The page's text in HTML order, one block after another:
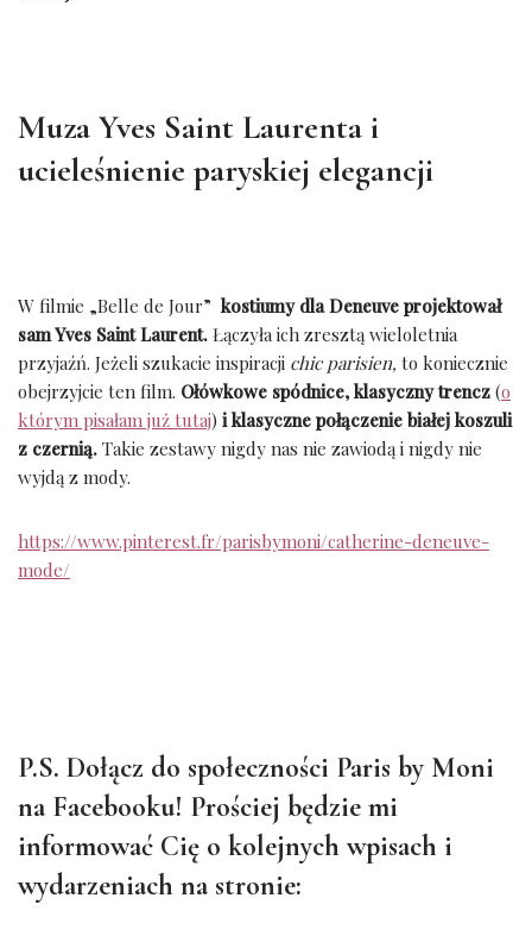
Muza Yves Saint Laurenta i
ucieleśnienie paryskiej elegancji
W filmie „Belle de Jour” kostiumy dla Deneuve projektował
sam Yves Saint Laurent. Łączyła ich zresztą wieloletnia
przyjaźń. Jeżeli szukacie inspiracji chicparisien, to koniecznie
obejrzyjcie ten film. Ołówkowe spódnice, klasyczny trencz (o
którym pisałam już tutaj) i klasyczne połączenie białej koszuli
z czernią. Takie zestawy nigdy nas nie zawiodą i nigdy nie
wyjdą z mody.
https://www.pinterest.fr/parisbymoni/catherine-deneuve-
mode/
P.S. Dołącz do społeczności Paris by Moni
na Facebooku! Prościej będzie mi
informować Cię o kolejnych wpisach i
wydarzeniach na stronie: